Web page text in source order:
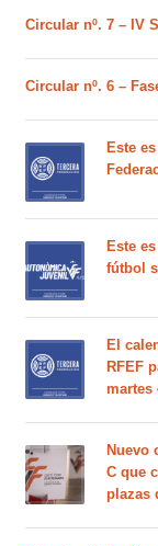
Circular nº. 7 – IV
Circular nº. 6 –
Este
Este
fútbol
El
RFEF
martes
Nuevo
C que
plazas